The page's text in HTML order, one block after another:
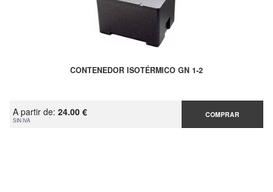
CONTENEDOR ISOTÉRMICO GN 1-2
A partir de: 24.00 €
SIN IVA
COMPRAR